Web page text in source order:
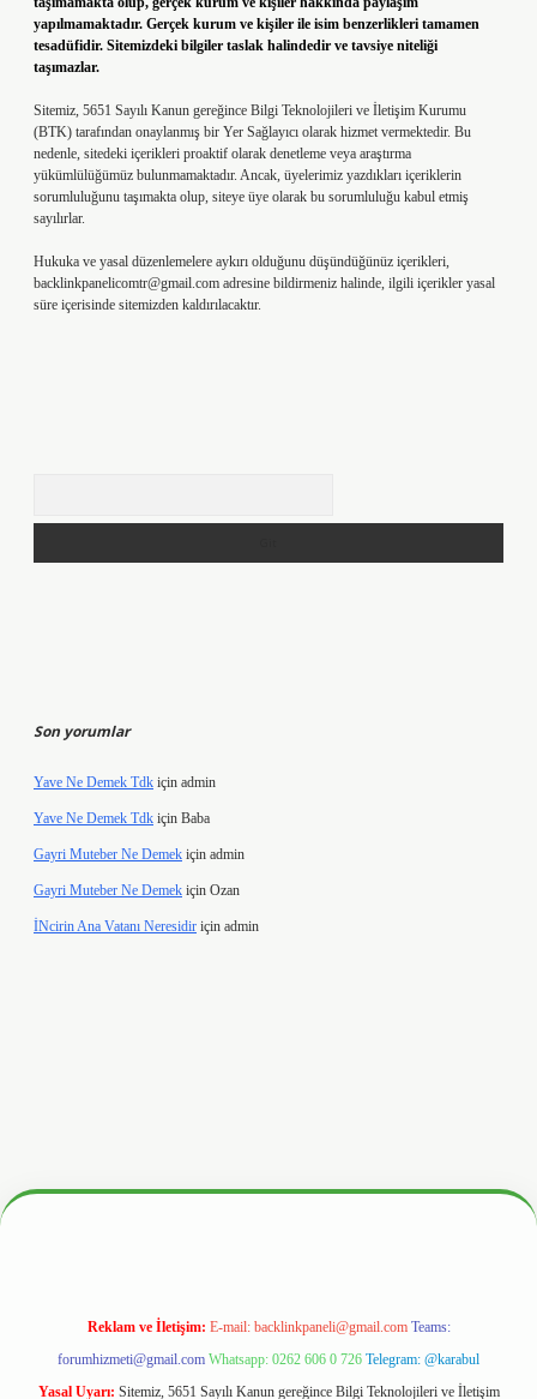
yapılmamaktadır. Gerçek kurum ve kişiler ile isim benzerlikleri tamamen
tesadüfidir. Sitemizdeki bilgiler taslak halindedir ve tavsiye niteliği
taşımazlar.
Sitemiz, 5651 Sayılı Kanun gereğince Bilgi Teknolojileri ve İletişim Kurumu
(BTK) tarafından onaylanmış bir Yer Sağlayıcı olarak hizmet vermektedir. Bu
nedenle, sitedeki içerikleri proaktif olarak denetleme veya araştırma
yükümlülüğümüz bulunmamaktadır. Ancak, üyelerimiz yazdıkları içeriklerin
sorumluluğunu taşımakta olup, siteye üye olarak bu sorumluluğu kabul etmiş
sayılırlar.
Hukuka ve yasal düzenlemelere aykırı olduğunu düşündüğünüz içerikleri,
backlinkpanelicomtr@gmail.com adresine bildirmeniz halinde, ilgili içerikler yasal
süre içerisinde sitemizden kaldırılacaktır.
Son yorumlar
Yave Ne Demek Tdk için admin
Yave Ne Demek Tdk için Baba
Gayri Muteber Ne Demek için admin
Gayri Muteber Ne Demek için Ozan
İNcirin Ana Vatanı Neresidir için admin
Reklam ve İletişim: E-mail: backlinkpaneli@gmail.com Teams:
forumhizmeti@gmail.com Whatsapp: 0262 606 0 726 Telegram: @karabul
Yasal Uyarı: Sitemiz, 5651 Sayılı Kanun gereğince Bilgi Teknolojileri ve İletişim